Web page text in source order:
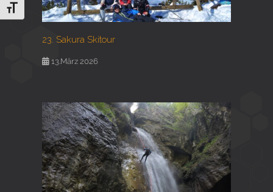
Schrift vergrößern
23. Sakura Skitour
13.März 2026